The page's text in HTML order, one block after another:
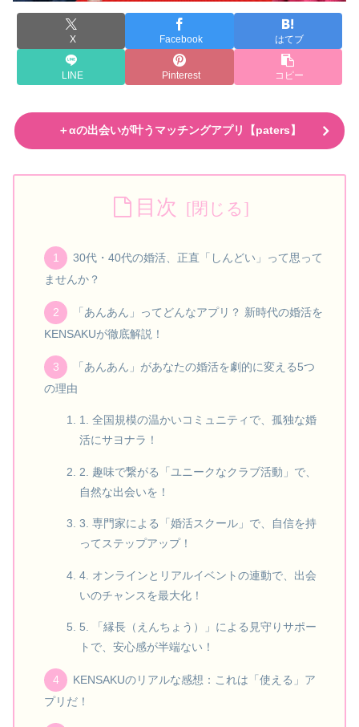
X Facebook はてブ
LINE Pinterest コピー
＋αの出会いが叶うマッチングアプリ【paters】
目次
30代・40代の婚活、正直「しんどい」って思って
ませんか？
「あんあん」ってどんなアプリ？ 新時代の婚活を
KENSAKUが徹底解説！
「あんあん」があなたの婚活を劇的に変える5つ
の理由
1. 全国規模の温かいコミュニティで、孤独な婚
活にサヨナラ！
2. 趣味で繋がる「ユニークなクラブ活動」で、
自然な出会いを！
3. 専門家による「婚活スクール」で、自信を持
ってステップアップ！
4. オンラインとリアルイベントの連動で、出会
いのチャンスを最大化！
5. 「縁長（えんちょう）」による見守りサポー
トで、安心感が半端ない！
KENSAKUのリアルな感想：これは「使える」ア
プリだ！